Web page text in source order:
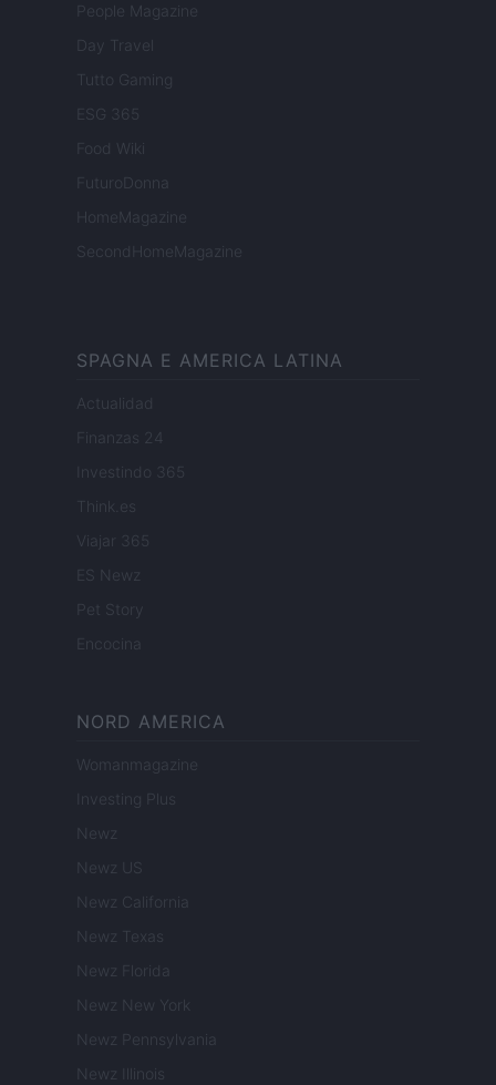
People Magazine
Day Travel
Tutto Gaming
ESG 365
Food Wiki
FuturoDonna
HomeMagazine
SecondHomeMagazine
SPAGNA E AMERICA LATINA
Actualidad
Finanzas 24
Investindo 365
Think.es
Viajar 365
ES Newz
Pet Story
Encocina
NORD AMERICA
Womanmagazine
Investing Plus
Newz
Newz US
Newz California
Newz Texas
Newz Florida
Newz New York
Newz Pennsylvania
Newz Illinois